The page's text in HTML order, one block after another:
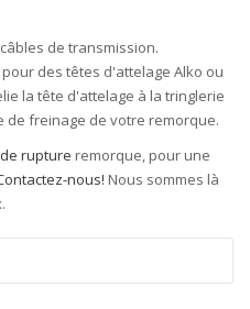
câbles de transmission.
des têtes d'attelage Alko ou
la tête d'attelage à la tringlerie
de freinage de votre remorque.
rupture remorque, pour une
nous! Nous sommes là